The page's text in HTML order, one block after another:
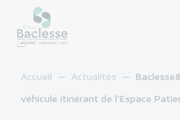
Accueil Actualités
véhicule itinérant de l'Espace